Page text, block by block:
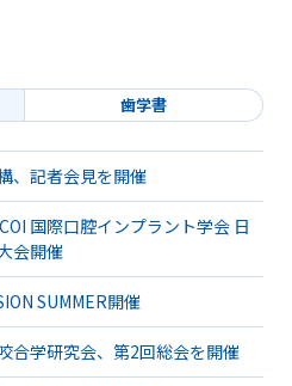
歯学書
、記者会見を開催
国際口腔インプラント学会 日
会開催
SUMMER開催
合学研究会、第2回総会を開催